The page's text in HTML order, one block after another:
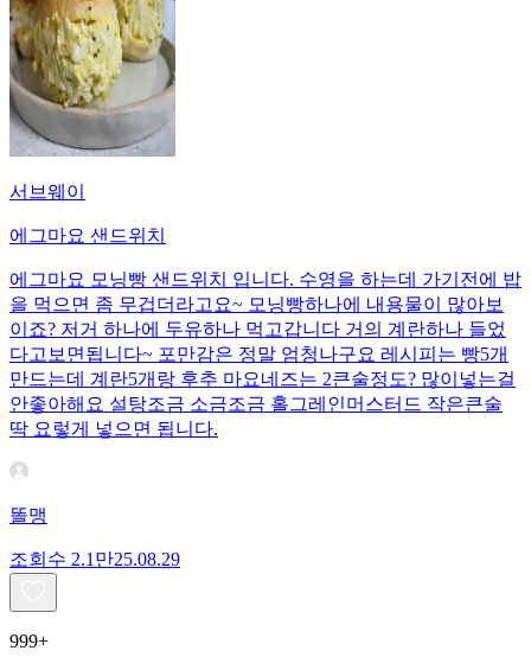
서브웨이
에그마요 샌드위치
에그마요 모닝빵 샌드위치 입니다. 수영을 하는데 가기전에 밥
을 먹으면 좀 무겁더라고요~ 모닝빵하나에 내용물이 많아보
이죠? 저거 하나에 두유하나 먹고갑니다 거의 계란하나 들었
다고보면됩니다~ 포만감은 정말 엄청나구요 레시피는 빵5개
만드는데 계란5개랑 후추 마요네즈는 2큰술정도? 많이넣는걸
안좋아해요 설탕조금 소금조금 홀그레인머스터드 작은큰술
딱 요렇게 넣으면 됩니다.
똘맹
조회수 2.1만25.08.29
999+